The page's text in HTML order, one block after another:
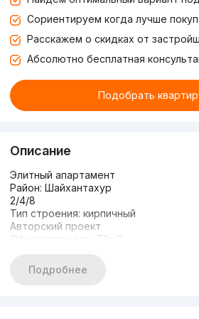
Сориентируем когда лучше
Расскажем о скидках от
Абсолютно бесплатная
Подобрать
Описание
Элитный апартамент
Район: Шайхантахур
2/4/8
Тип строения: кирпичный
Авторский проект
Общая площадь: 70м2
Парковочное место
Детская площадка
Подробнее